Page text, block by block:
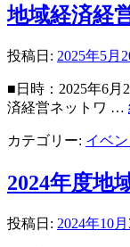
地域経済経
投稿日: 2025年5月
■日時：2025年6
済経営ネットワ …
カテゴリー: イベン
2024年度
投稿日: 2024年10月